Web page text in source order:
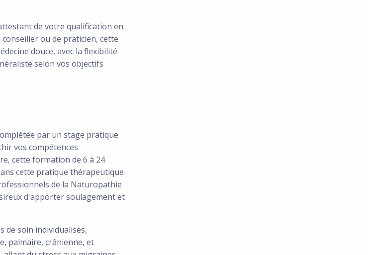
de votre qualification en
ou de praticien, cette
douce, avec la flexibilité
selon vos objectifs
par un stage pratique
vos compétences
cette formation de 6 à 24
cette pratique thérapeutique
de la Naturopathie
d'apporter soulagement et
de soin individualisés,
palmaire, crânienne, et